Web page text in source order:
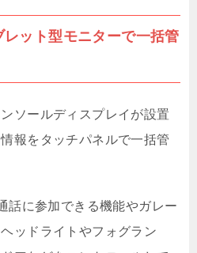
ット型モニターで一括管
ソールディスプレイが設置
報をタッチパネルで一括管
話に参加できる機能やガレー
ッドライトやフォグラン